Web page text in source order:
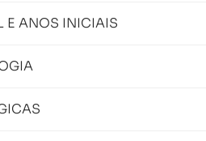
E ANOS INICIAIS